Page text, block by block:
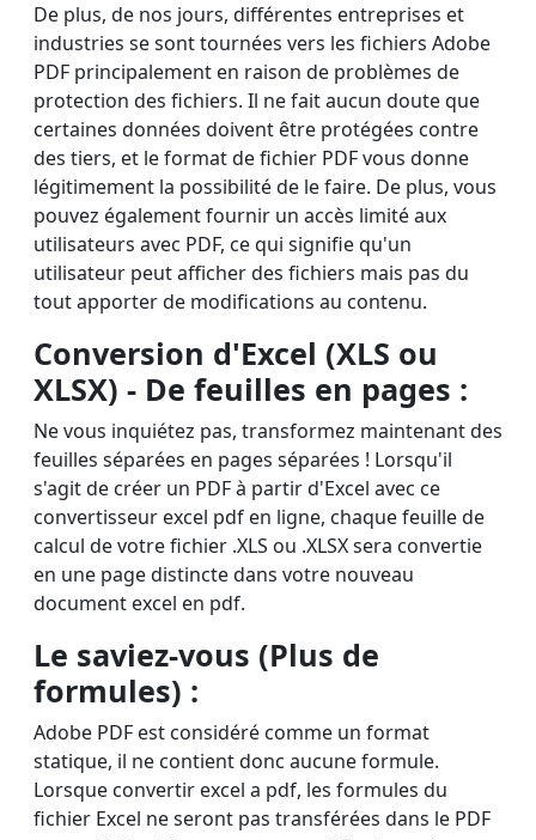
De plus, de nos jours, différentes entreprises et
industries se sont tournées vers les fichiers Adobe
PDF principalement en raison de problèmes de
protection des fichiers. Il ne fait aucun doute que
certaines données doivent être protégées contre
des tiers, et le format de fichier PDF vous donne
légitimement la possibilité de le faire. De plus, vous
pouvez également fournir un accès limité aux
utilisateurs avec PDF, ce qui signifie qu'un
utilisateur peut afficher des fichiers mais pas du
tout apporter de modifications au contenu.
Conversion d'Excel (XLS ou
XLSX) - De feuilles en pages :
Ne vous inquiétez pas, transformez maintenant des
feuilles séparées en pages séparées ! Lorsqu'il
s'agit de créer un PDF à partir d'Excel avec ce
convertisseur excel pdf en ligne, chaque feuille de
calcul de votre fichier .XLS ou .XLSX sera convertie
en une page distincte dans votre nouveau
document excel en pdf.
Le saviez-vous (Plus de
formules) :
Adobe PDF est considéré comme un format
statique, il ne contient donc aucune formule.
Lorsque convertir excel a pdf, les formules du
fichier Excel ne seront pas transférées dans le PDF